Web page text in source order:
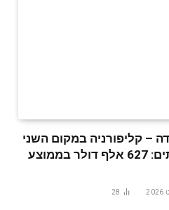
– קליפורניה במקום השני
בערכי ההון העצמי על בתים: 627 אלף דולר בממוצע
28